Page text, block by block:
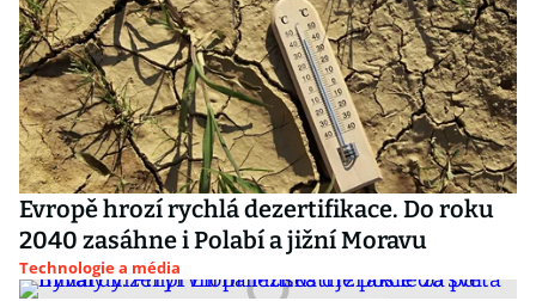
Evropě hrozí rychlá dezertifikace. Do roku
2040 zasáhne i Polabí a jižní Moravu
Technologie a média